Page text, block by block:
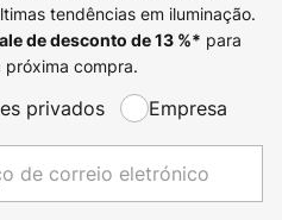
tendências em iluminação.
de desconto de13%* para
próxima compra.
privados Empresa